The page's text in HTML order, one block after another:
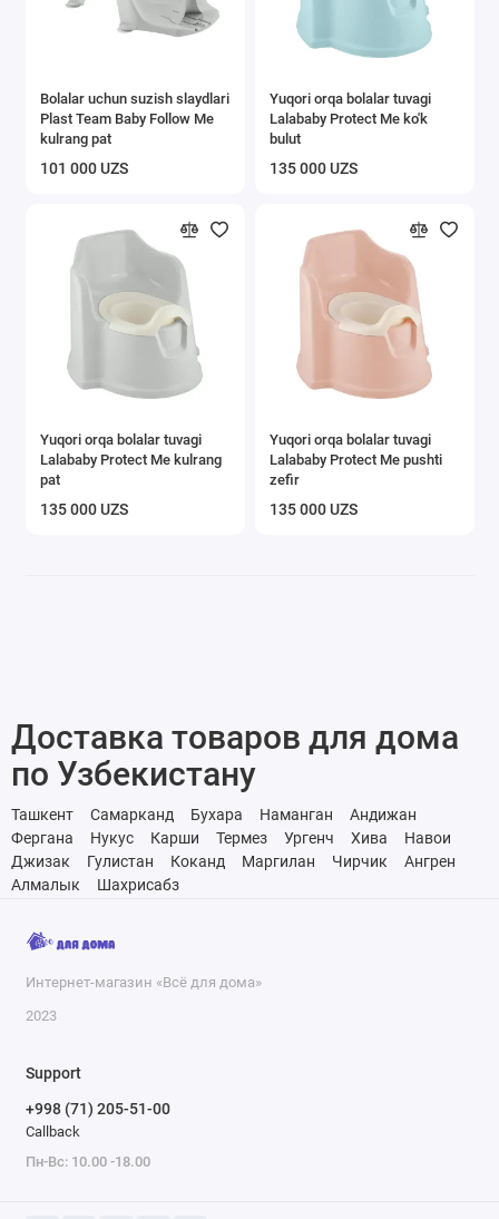
Bolalar uchun suzish slaydlari
Plast Team Baby Follow Me
kulrang pat
101 000 UZS
Yuqori orqa bolalar tuvagi
Lalababy Protect Me ko'k
bulut
135 000 UZS
Yuqori orqa bolalar tuvagi
Lalababy Protect Me kulrang
pat
135 000 UZS
Yuqori orqa bolalar tuvagi
Lalababy Protect Me pushti
zefir
135 000 UZS
Доставка товаров для дома
по Узбекистану
Ташкент Самарканд Бухара Наманган
Андижан
Фергана
Нукус Карши Термез Ургенч Хива
Навои
Джизак
Гулистан Коканд Маргилан Чирчик
Ангрен
Алмалык
Шахрисабз
Интернет-магазин «Всё для дома»
2023
Support
+998 (71) 205-51-00
Callback
Пн-Вс: 10.00 -18.00